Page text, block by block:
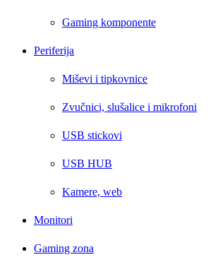
Gaming komponente
Periferija
Miševi i tipkovnice
Zvučnici, slušalice i mikrofoni
USB stickovi
USB HUB
Kamere, web
Monitori
Gaming zona